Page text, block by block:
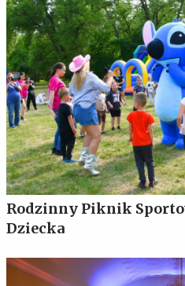
Rodzinny Piknik
Dziecka